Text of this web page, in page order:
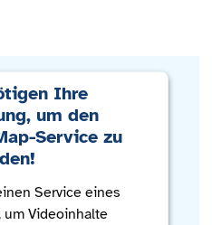
Ihre
um den
Service zu
Service eines
Videoinhalte